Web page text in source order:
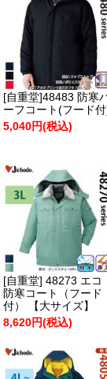
[自重堂]48483 防寒
ーフコート(フード
5,040円(税込)
[自重堂] 48273 エコ
防寒コート（フード
付） 【大サイズ】
8,620円(税込)